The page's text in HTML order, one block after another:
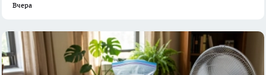
Вчера